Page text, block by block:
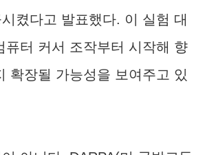
켰다고 발표했다. 이 실험 대
퓨터 커서 조작부터 시작해 향
확장될 가능성을 보여주고 있